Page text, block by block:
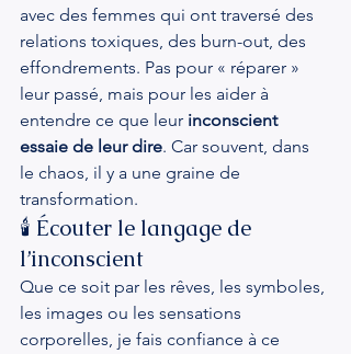
avec des femmes qui ont traversé des
relations toxiques, des burn-out, des
effondrements. Pas pour « réparer »
leur passé, mais pour les aider à
entendre ce que leur inconscient
essaie de leur dire. Car souvent, dans
le chaos, il y a une graine de
transformation.
🕯 Écouter le langage de
l’inconscient
Que ce soit par les rêves, les symboles,
les images ou les sensations
corporelles, je fais confiance à ce